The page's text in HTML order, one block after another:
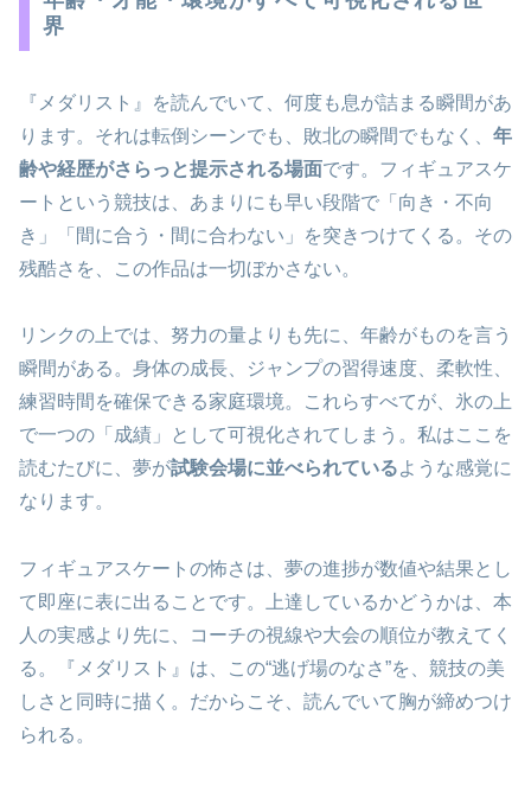
界
『メダリスト』を読んでいて、何度も息が詰まる瞬間があ
ります。それは転倒シーンでも、敗北の瞬間でもなく、 年
齢や経歴がさらっと提示される場面です。フィギュアスケ
ートという競技は、あまりにも早い段階で「向き・不向
き」「間に合う・間に合わない」を突きつけてくる。その
残酷さを、この作品は一切ぼかさない。
リンクの上では、努力の量よりも先に、年齢がものを言う
瞬間がある。身体の成長、ジャンプの習得速度、柔軟性、
練習時間を確保できる家庭環境。これらすべてが、氷の上
で一つの「成績」として可視化されてしまう。私はここを
読むたびに、夢が試験会場に並べられているような感覚に
なります。
フィギュアスケートの怖さは、夢の進捗が数値や結果とし
て即座に表に出ることです。上達しているかどうかは、本
人の実感より先に、コーチの視線や大会の順位が教えてく
る。『メダリスト』は、この“逃げ場のなさ”を、競技の美
しさと同時に描く。だからこそ、読んでいて胸が締めつけ
られる。